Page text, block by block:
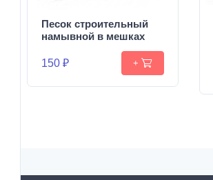
Песок строительный
намывной в мешках
150 ₽ +